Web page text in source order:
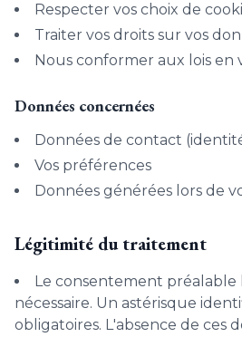
Respecter vos choix de
Traiter vos droits sur vos
Nous conformer aux lois en
Données concernées
Données de contact
Vos préférences
Données générées lors de
Légitimité du traitement
Le consentement préalable
nécessaire. Un astérisque
obligatoires. L'absence de ces